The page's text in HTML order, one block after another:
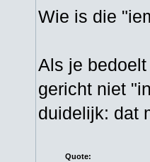
Wie is die
Als je
gericht niet
duidelijk: dat
Quote: